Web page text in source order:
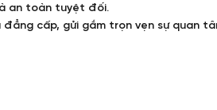
an toàn tuyệt đối.
cấp, gửi gắm trọn vẹn sự quan